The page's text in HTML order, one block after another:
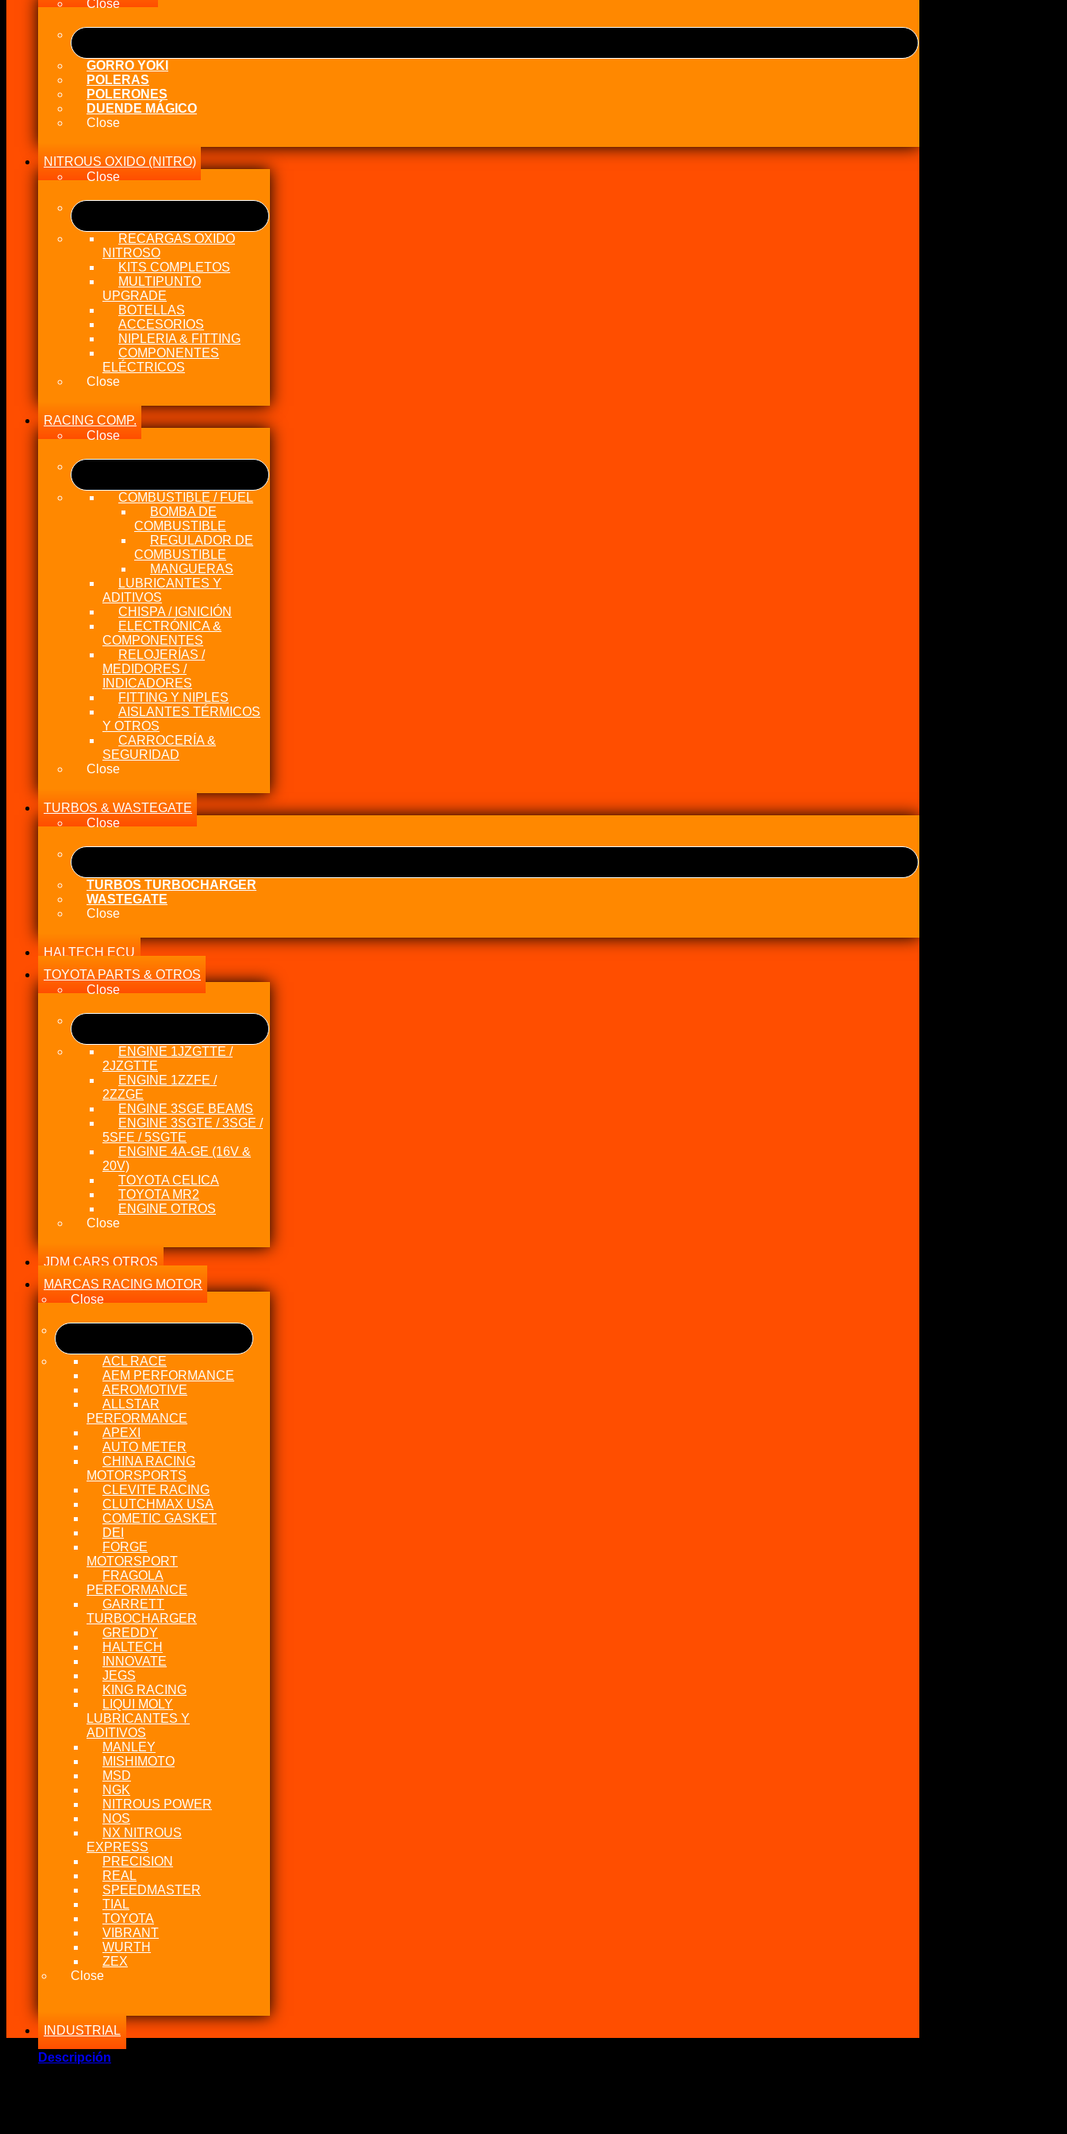
de
cantidad
Close
GORRO YOKI
POLERAS
POLERONES
DUENDE MÁGICO
Close
NITROUS OXIDO (NITRO)
Close
RECARGAS OXIDO
NITROSO
KITS COMPLETOS
MULTIPUNTO
UPGRADE
BOTELLAS
ACCESORIOS
NIPLERIA & FITTING
COMPONENTES
ELÉCTRICOS
Close
RACING COMP.
Close
COMBUSTIBLE / FUEL
BOMBA DE
COMBUSTIBLE
REGULADOR DE
COMBUSTIBLE
MANGUERAS
LUBRICANTES Y
ADITIVOS
CHISPA / IGNICIÓN
ELECTRÓNICA &
COMPONENTES
RELOJERÍAS /
MEDIDORES /
INDICADORES
FITTING Y NIPLES
AISLANTES TÉRMICOS
Y OTROS
CARROCERÍA &
SEGURIDAD
Close
TURBOS & WASTEGATE
Close
TURBOS TURBOCHARGER
WASTEGATE
Close
HALTECH ECU
TOYOTA PARTS & OTROS
Close
ENGINE 1JZGTTE /
2JZGTTE
ENGINE 1ZZFE /
2ZZGE
ENGINE 3SGE BEAMS
ENGINE 3SGTE / 3SGE /
5SFE / 5SGTE
ENGINE 4A-GE (16V &
20V)
TOYOTA CELICA
TOYOTA MR2
ENGINE OTROS
Close
JDM CARS OTROS
MARCAS RACING MOTOR
Close
ACL RACE
AEM PERFORMANCE
AEROMOTIVE
ALLSTAR
PERFORMANCE
APEXI
AUTO METER
CHINA RACING
MOTORSPORTS
CLEVITE RACING
CLUTCHMAX USA
COMETIC GASKET
DEI
FORGE
MOTORSPORT
FRAGOLA
PERFORMANCE
GARRETT
TURBOCHARGER
GREDDY
HALTECH
INNOVATE
JEGS
KING RACING
LIQUI MOLY
LUBRICANTES Y
ADITIVOS
MANLEY
MISHIMOTO
MSD
NGK
NITROUS POWER
NOS
NX NITROUS
EXPRESS
PRECISION
REAL
SPEEDMASTER
TIAL
TOYOTA
VIBRANT
WURTH
ZEX
Close
INDUSTRIAL
Descripción